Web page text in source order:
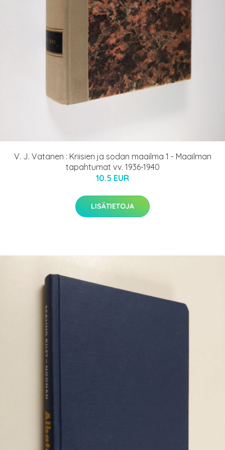
V. J. Vatanen : Kriisien ja sodan maailma 1 - Maailman
tapahtumat vv. 1936-1940
10.5 EUR
LISÄTIETOJA